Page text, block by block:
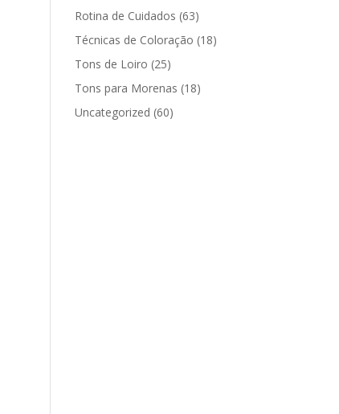
Rotina de Cuidados (63)
Técnicas de Coloração (18)
Tons de Loiro (25)
Tons para Morenas (18)
Uncategorized (60)